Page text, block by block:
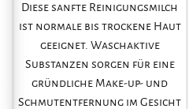
Diese sanfte Reinigungsmilch
ist normale bis trockene Haut
geeignet. Waschaktive
Substanzen sorgen für eine
gründliche Make-up- und
Schmutentfernung im Gesicht